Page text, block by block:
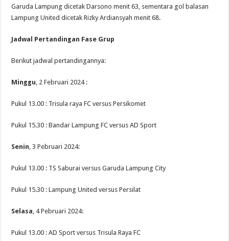
Garuda Lampung dicetak Darsono menit 63, sementara gol balasan
Lampung United dicetak Rizky Ardiansyah menit 68.
Jadwal Pertandingan Fase Grup
Berikut jadwal pertandingannya:
Minggu, 2 Februari 2024 :
Pukul 13.00 : Trisula raya FC versus Persikomet
Pukul 15.30 : Bandar Lampung FC versus AD Sport
Senin, 3 Pebruari 2024:
Pukul 13.00 : TS Saburai versus Garuda Lampung City
Pukul 15.30 : Lampung United versus Persilat
Selasa, 4 Pebruari 2024:
Pukul 13.00 : AD Sport versus Trisula Raya FC